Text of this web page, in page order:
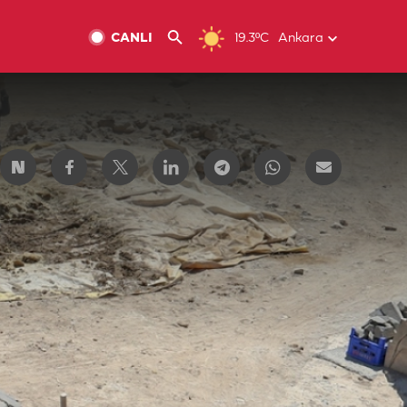
19.3ºC Ankara
CANLI